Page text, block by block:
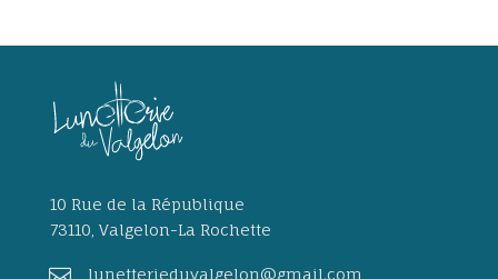
10 Rue de la République
73110, Valgelon-La Rochette
lunetterieduvalgelon@gmail.com